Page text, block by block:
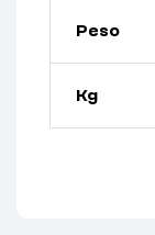
Peso
Kg